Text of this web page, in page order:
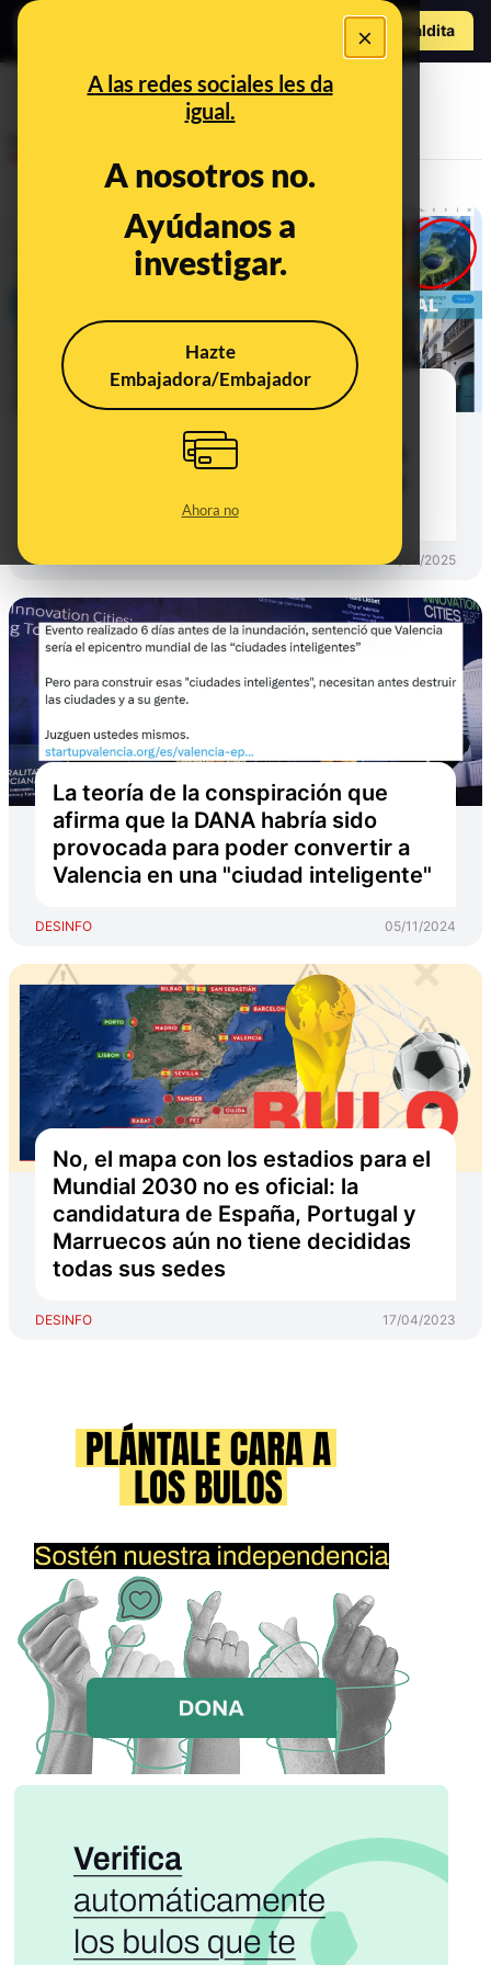
×
A las redes sociales les da
igual.
A nosotros no.
Ayúdanos a
investigar.
Hazte
Embajadora/Embajador
Ahora no
Hazte Maldita
ciudades
Un paraíso hecho con IA: cómo
contenidos de lugares turísticos
creados con inteligencia artificial
distorsionar la realidad
DESINFO 14/07/2025
La teoría de la conspiración que
afirma que la DANA habría sido
provocada para poder convertir a
Valencia en una "ciudad inteligente"
DESINFO 05/11/2024
No, el mapa con los estadios para el
Mundial 2030 no es oficial: la
candidatura de España, Portugal y
Marruecos aún no tiene decididas
todas sus sedes
DESINFO 17/04/2023